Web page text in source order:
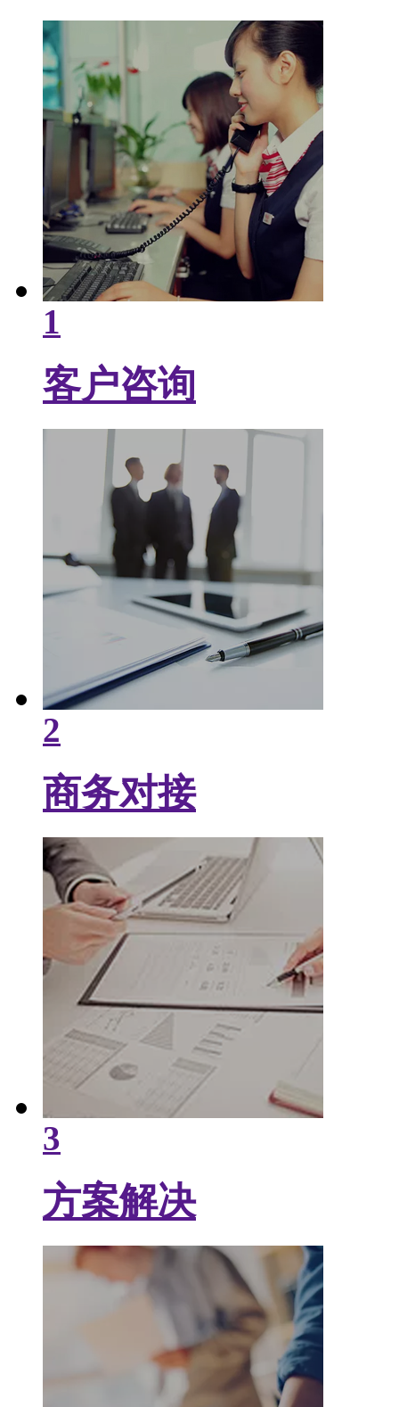
1
客户咨询
2
商务对接
3
方案解决